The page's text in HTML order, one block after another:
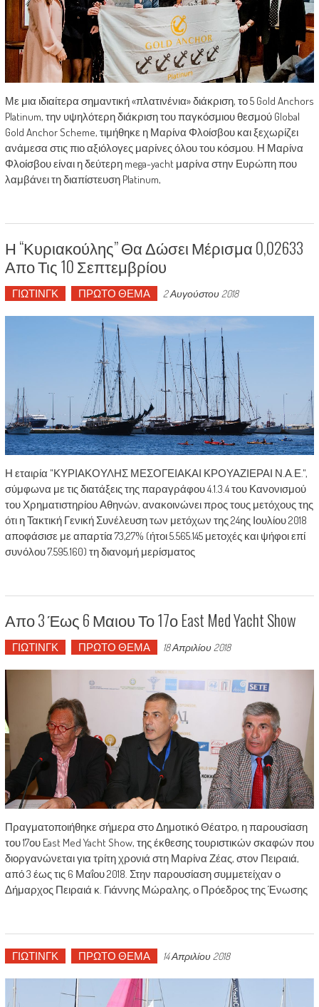
Με μια ιδιαίτερα σημαντική «πλατινένια» διάκριση, το 5 Gold Anchors
Platinum, την υψηλότερη διάκριση του παγκόσμιου θεσμού Global
Gold Anchor Scheme, τιμήθηκε η Μαρίνα Φλοίσβου και ξεχωρίζει
ανάμεσα στις πιο αξιόλογες μαρίνες όλου του κόσμου. Η Μαρίνα
Φλοίσβου είναι η δεύτερη mega-yacht μαρίνα στην Ευρώπη που
λαμβάνει τη διαπίστευση Platinum,
Η “Κυριακούλης” Θα Δώσει Μέρισμα 0,02633
Απο Τις 10 Σεπτεμβρίου
ΓΙΩΤΙΝΓΚ ΠΡΩΤΟ ΘΕΜΑ 2 Αυγούστου 2018
Η εταιρία "ΚΥΡΙΑΚΟΥΛΗΣ ΜΕΣΟΓΕΙΑΚΑΙ ΚΡΟΥΑΖΙΕΡΑΙ Ν.Α.Ε.",
σύμφωνα με τις διατάξεις της παραγράφου 4.1.3.4 του Κανονισμού
του Χρηματιστηρίου Αθηνών, ανακοινώνει προς τους μετόχους της
ότι η Τακτική Γενική Συνέλευση των μετόχων της 24ης Ιουλίου 2018
αποφάσισε με απαρτία 73,27% (ήτοι 5.565.145 μετοχές και ψήφοι επί
συνόλου 7.595.160) τη διανομή μερίσματος
Απο 3 Έως 6 Μαιου Το 17ο East Med Yacht Show
ΓΙΩΤΙΝΓΚ ΠΡΩΤΟ ΘΕΜΑ 18 Απριλίου 2018
Πραγματοποιήθηκε σήμερα στο Δημοτικό Θέατρο, η παρουσίαση
του 17ου East Med Yacht Show, της έκθεσης τουριστικών σκαφών που
διοργανώνεται για τρίτη χρονιά στη Μαρίνα Ζέας, στον Πειραιά,
από 3 έως τις 6 Μαΐου 2018. Στην παρουσίαση συμμετείχαν ο
Δήμαρχος Πειραιά κ. Γιάννης Μώραλης, ο Πρόεδρος της Ένωσης
ΓΙΩΤΙΝΓΚ ΠΡΩΤΟ ΘΕΜΑ 14 Απριλίου 2018